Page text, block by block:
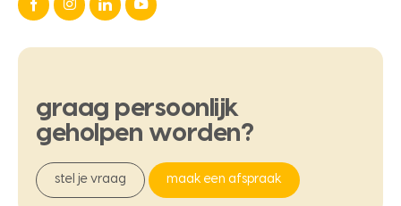
graag persoonlijk
geholpen worden?
stel je vraag maak een afspraak